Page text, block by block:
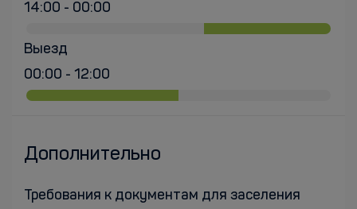
14:00 - 00:00
Выезд
00:00 - 12:00
Дополнительно
Требования к документам для заселения